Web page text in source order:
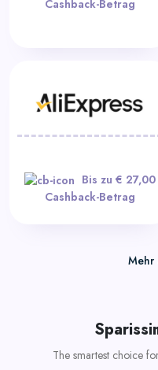
Cashback-Betrag
Bis zu € 27,00
Cashback-Betrag
Mehr
The smartest choice